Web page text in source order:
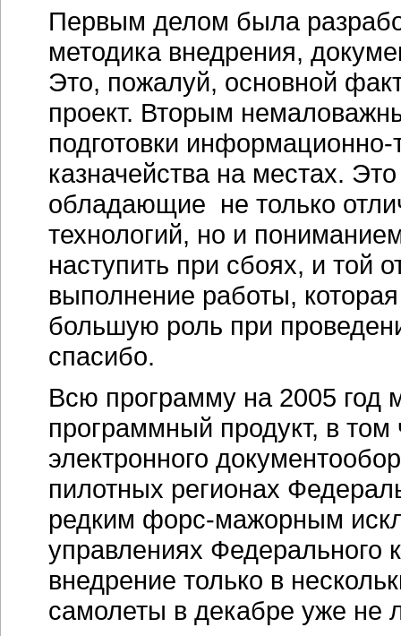
Первым делом была
методика внедрения,
Это, пожалуй, основной
проект. Вторым
подготовки информационно-
казначейства на местах.
обладающие не только
технологий, но и
наступить при сбоях, и той
выполнение работы,
большую роль при
спасибо.
Всю программу на 2005
программный продукт, в
электронного
пилотных регионах
редким форс-мажорным
управлениях Федерального
внедрение только в
самолеты в декабре уже не